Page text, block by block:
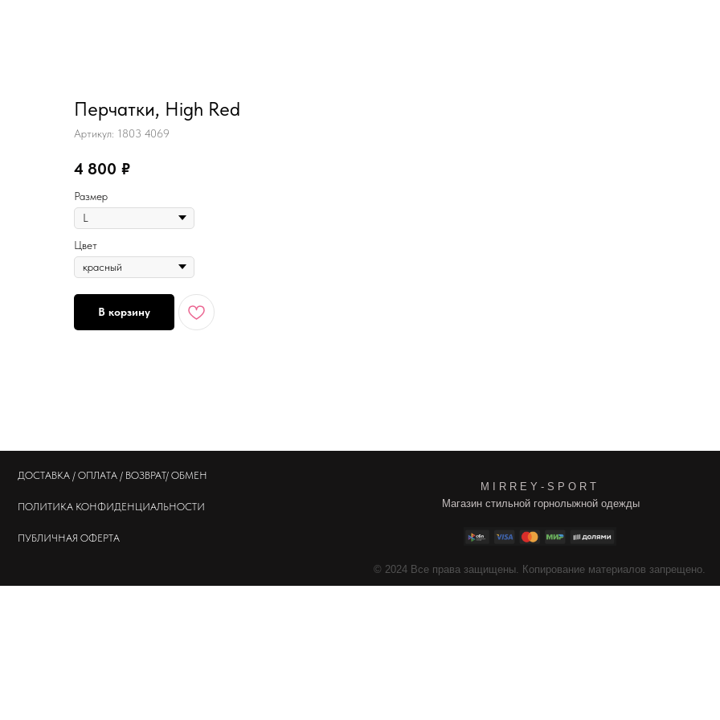
Перчатки, High Red
Артикул: 1803 4069
4 800 ₽
Размер
Цвет
В корзину
Магазин стильной горнолыжной одежды
Все права защищены. Копирование материалов запрещено.
ПОЛИТИКАКОНФИДЕНЦИАЛЬНОСТИ
ПУБЛИЧНАЯ ОФЕРТА